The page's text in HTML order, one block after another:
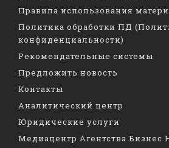
Правила использования
Политика обработки ПД
конфиденциальности)
Рекомендательные системы
Предложить новость
Контакты
Аналитический центр
Юридические услуги
Медиацентр Агентства Бизнес